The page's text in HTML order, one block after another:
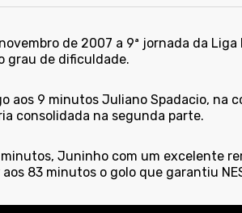
de 2007 a 9ª jornada da
grau de dificuldade.
aos 9 minutos Juliano Spadacio, na
consolidada na segunda parte.
Juninho com um excelente
83 minutos o golo que garantiu